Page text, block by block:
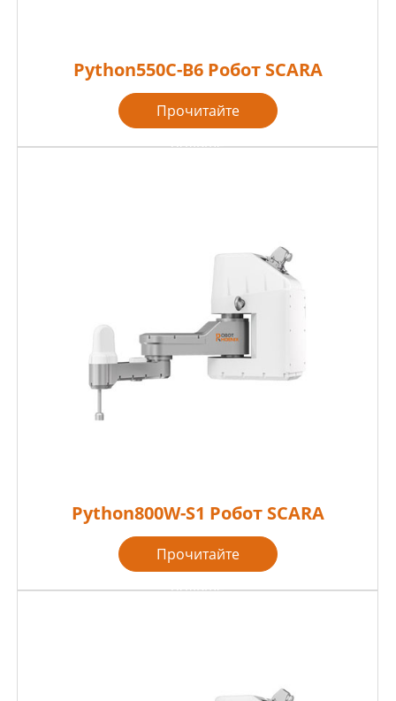
Python550C-B6 Робот SCARA
Прочитайте
больше
Python800W-S1 Робот SCARA
Прочитайте
больше